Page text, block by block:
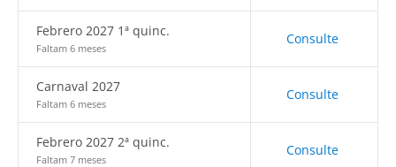
Febrero 2027 1ª quinc.
Faltam 6 meses
Consulte
Carnaval 2027
Faltam 6 meses
Consulte
Febrero 2027 2ª quinc.
Faltam 7 meses
Consulte